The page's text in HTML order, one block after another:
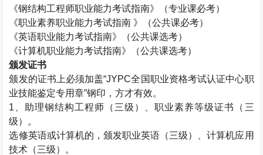
《钢结构工程师职业能力考试指南》（专业课必考）
《职业素养职业能力考试指南 》（公共课必考）
《英语职业能力考试指南》（公共课选考）
《计算机职业能力考试指南》（公共课选考）
颁发证书
颁发的证书上必须加盖“JYPC全国职业资格考试认证中心职
业技能鉴定专用章”钢印，方才有效。
1 、助理钢结构工程师（三级）、职业素养等级证书（三
级）。
选修英语或计算机的，颁发职业英语（三级）、计算机应用
技术（三级）。